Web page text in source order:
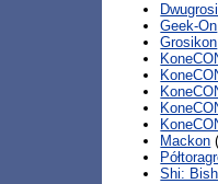
Geek-On
Grosikon
Mackon
Shi: